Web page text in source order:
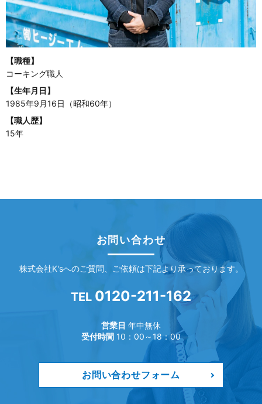
【職種】
コーキング職人
【生年月日】
1985年9月16日（昭和60年）
【職人歴】
15年
お問い合わせ
株式会社K'sへのご質問、ご依頼は下記より承っております。
TEL 0120-211-162
営業日 年中無休
受付時間 10：00～18：00
お問い合わせフォーム